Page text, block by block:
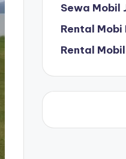
Sewa Mobil
Rental Mobi
Rental